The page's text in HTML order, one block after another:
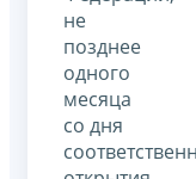
не
позднее
одного
месяца
со дня